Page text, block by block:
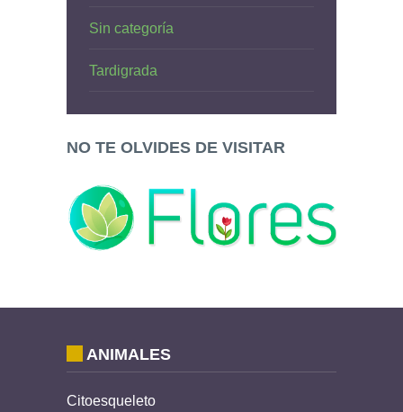
Sin categoría
Tardigrada
NO TE OLVIDES DE VISITAR
ANIMALES
Citoesqueleto